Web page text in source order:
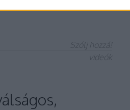
Szólj hozzá!
videók